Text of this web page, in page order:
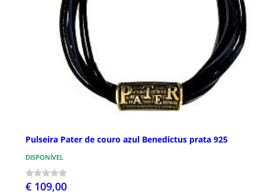
Pulseira Pater de couro azul Benedictus prata 925
DISPONÍVEL
€ 109,00